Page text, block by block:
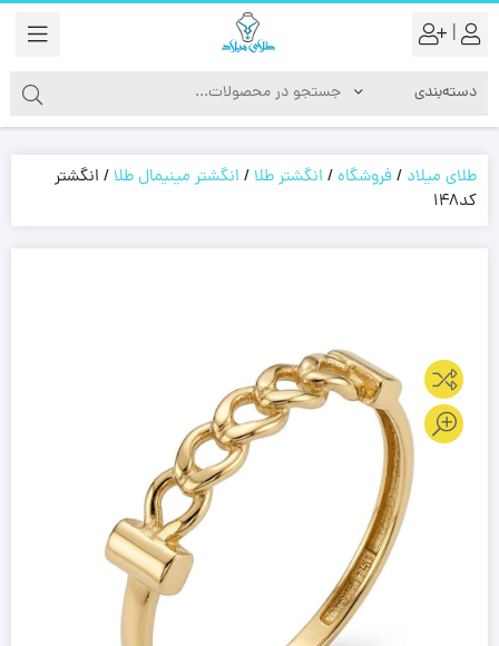
|
طلای میلاد /فروشگاه/ انگشتر طلا/ انگشتر مینیمال طلا/ انگشتر
کد148